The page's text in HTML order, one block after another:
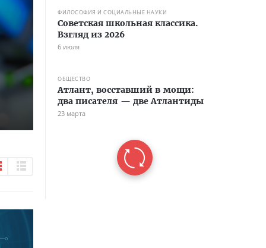
ФИЛОСОФИЯ И СОЦИАЛЬНЫЕ НАУКИ
Советская школьная классика.
Взгляд из 2026
6 июля
ОБЩЕСТВО
Атлант, восставший в мощи:
два писателя — две Атлантиды
23 марта